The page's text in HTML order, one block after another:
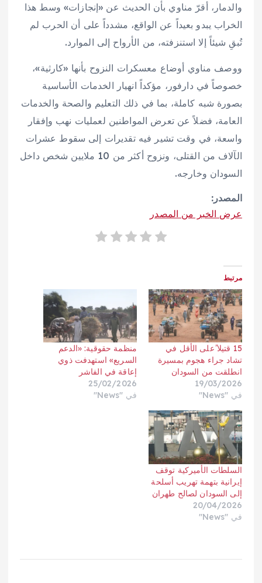
والدمار، أقرّ مناوي بأن الحديث عن «إنجازات» وسط هذا
الخراب يبدو بعيداً عن الواقع، مشدداً على أن الحرب لم
تُبقِ شيئاً إلا استنزفته، من الأرواح إلى الموارد.
ووصف مناوي أوضاع معسكرات النزوح بأنها «كارثية»،
خصوصاً في دارفور، مؤكداً انهيار الخدمات الأساسية
بصورة شبه كاملة، بما في ذلك التعليم والصحة والخدمات
العامة، فضلاً عن تعرض المواطنين لعمليات نهب وإفقار
واسعة، في وقت تشير فيه تقديرات إلى سقوط عشرات
الآلاف من القتلى، ونزوح أكثر من 10 ملايين شخص داخل
السودان وخارجه.
المصدر:
عرض الخبر من المصدر
مرتبط
15 قتيلا ًعلى الأقل في
تشاد جراء هجوم بمسيرة
انطلقت من السودان
19/03/2026
في "News"
منظمة حقوقية: «الدعم
السريع» استهدفت ذوي
إعاقة في الفاشر
25/02/2026
في "News"
السلطات الأميركية توقف
إيرانية بتهمة تهريب أسلحة
إلى السودان لصالح طهران
20/04/2026
في "News"